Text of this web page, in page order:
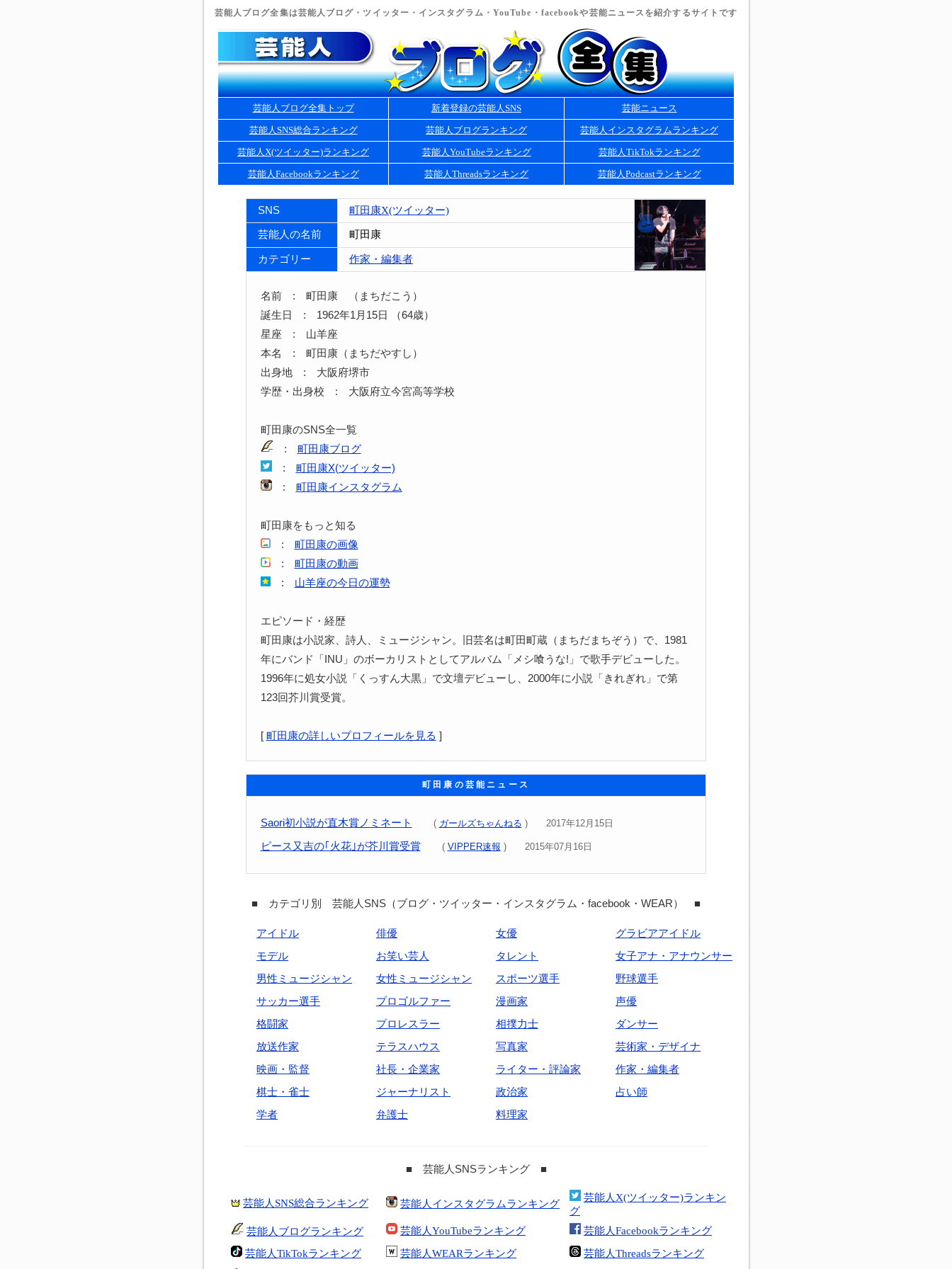
芸能人ブログ全集は芸能人ブログ・ツイッター・インスタグラム・YouTube・facebookや芸能ニュースを紹介するサイトです
芸能人ブログ全集トップ 新着登録の芸能人SNS 芸能ニュース
芸能人SNS総合ランキング 芸能人ブログランキング 芸能人インスタグラムランキング
芸能人X(ツイッター)ランキング 芸能人YouTubeランキング 芸能人TikTokランキング
芸能人Facebookランキング 芸能人Threadsランキング 芸能人Podcastランキング
SNS 町田康X(ツイッター)
芸能人の名前 町田康
カテゴリー 作家・編集者
名前 : 町田康 （まちだこう）
誕生日 : 1962年1月15日 （64歳）
星座 : 山羊座
本名 : 町田康（まちだやすし）
出身地 : 大阪府堺市
学歴・出身校 : 大阪府立今宮高等学校
町田康のSNS全一覧
: 町田康ブログ
: 町田康X(ツイッター)
: 町田康インスタグラム
町田康をもっと知る
: 町田康の画像
: 町田康の動画
: 山羊座の今日の運勢
エピソード・経歴
町田康は小説家、詩人、ミュージシャン。旧芸名は町田町蔵（まちだまちぞう）で、1981
年にバンド「INU」のボーカリストとしてアルバム「メシ喰うな!」で歌手デビューした。
1996年に処女小説「くっすん大黒」で文壇デビューし、2000年に小説「きれぎれ」で第
123回芥川賞受賞。
[ 町田康の詳しいプロフィールを見る ]
町田康の芸能ニュース
Saori初小説が直木賞ノミネート ( ガールズちゃんねる ) 2017年12月15日
ピース又吉の｢火花｣が芥川賞受賞 ( VIPPER速報 ) 2015年07月16日
■ カテゴリ別 芸能人SNS（ブログ・ツイッター・インスタグラム・facebook・WEAR） ■
アイドル 俳優 女優
グラビアアイドル
モデル
お笑い芸人 タレント
女子アナ・アナウンサー
男性ミュージシャン
女性ミュージシャン スポーツ選手
野球選手
サッカー選手
プロゴルファー 漫画家
声優
格闘家
プロレスラー 相撲力士
ダンサー
放送作家
テラスハウス 写真家
芸術家・デザイナ
映画・監督
社長・企業家 ライター・評論家
作家・編集者
棋士・雀士
ジャーナリスト 政治家
占い師
学者
弁護士 料理家
■ 芸能人SNSランキング ■
芸能人SNS総合ランキング 芸能人インスタグラムランキング
芸能人X(ツイッター)ランキン
グ
芸能人ブログランキング
芸能人YouTubeランキング
芸能人Facebookランキング
芸能人TikTokランキング
芸能人WEARランキング 芸能人Threadsランキング